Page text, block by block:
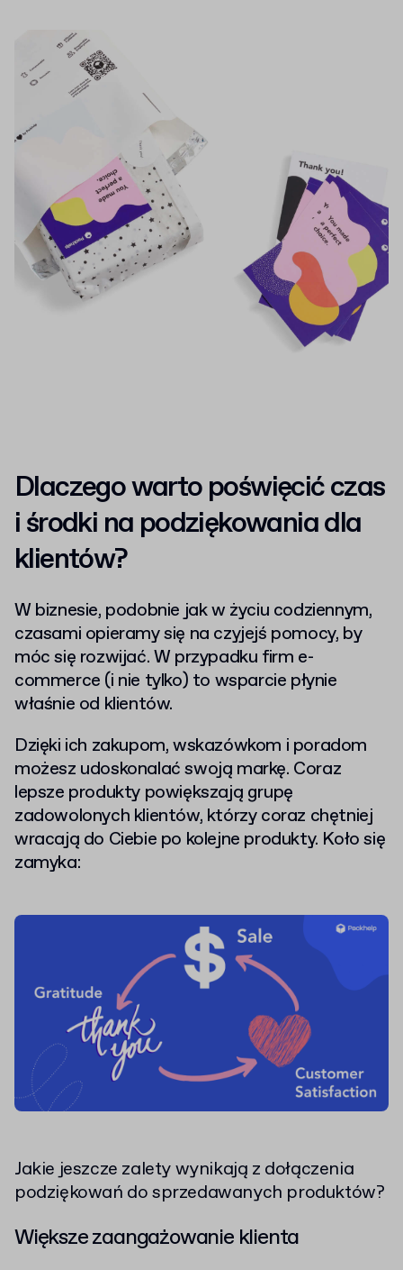
Dlaczego warto poświęcić czas
i środki na podziękowania dla
klientów?
W biznesie, podobnie jak w życiu codziennym,
czasami opieramy się na czyjejś pomocy, by
móc się rozwijać. W przypadku firm e-
commerce (i nie tylko) to wsparcie płynie
właśnie od klientów.
Dzięki ich zakupom, wskazówkom i poradom
możesz udoskonalać swoją markę. Coraz
lepsze produkty powiększają grupę
zadowolonych klientów, którzy coraz chętniej
wracają do Ciebie po kolejne produkty. Koło się
zamyka:
Jakie jeszcze zalety wynikają z dołączenia
podziękowań do sprzedawanych produktów?
Większe zaangażowanie klienta